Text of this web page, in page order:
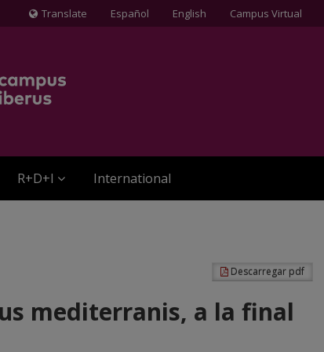
Icona
Translate Español English Campus Virtual
R+D+I International
Descarregar pdf
mediterranis, a la final